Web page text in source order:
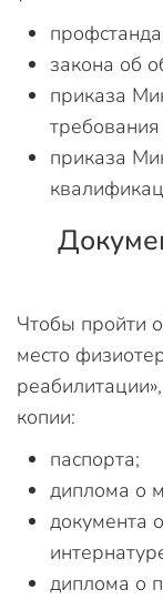
закона об
приказа
приказа
Чтобы пройти
место
копии:
паспорта;
диплома о
документа
диплома о